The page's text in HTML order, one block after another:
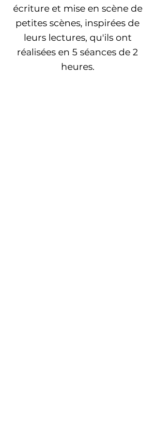
écriture et mise en scène de
petites scènes, inspirées de
leurs lectures, qu'ils ont
réalisées en 5 séances de 2
heures.